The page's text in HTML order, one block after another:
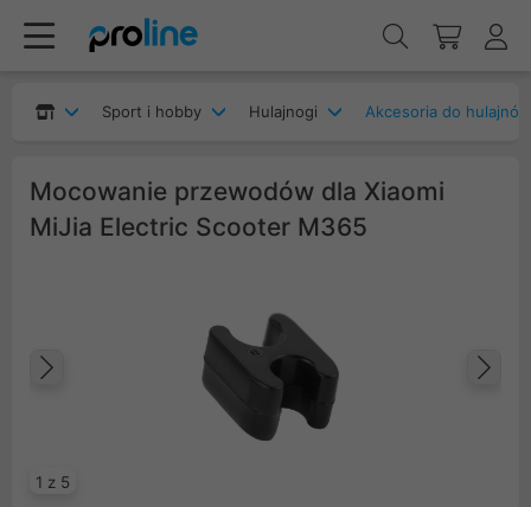
Sport i hobby Hulajnogi Akcesoria do hulajnóg
Mocowanie przewodów dla Xiaomi
MiJia Electric Scooter M365
1 z 5
Poprzedni